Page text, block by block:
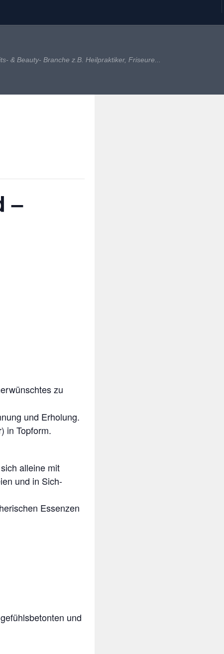
& Beauty- Branche z.B. Heilpraktiker, Friseure...
–
zu
und Erholung.
in Topform.
alleine mit
und in Sich-
Essenzen
und